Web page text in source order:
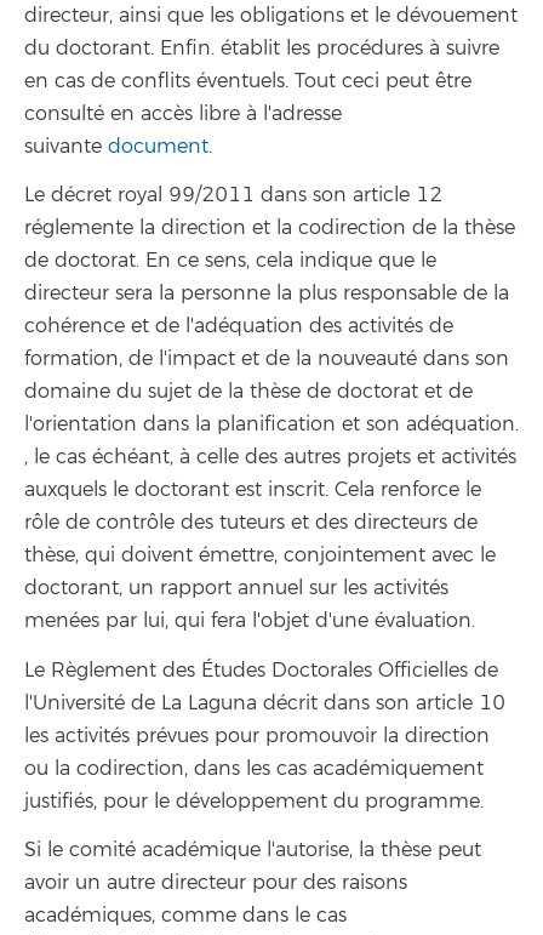
directeur, ainsi que les obligations et le dévouement
du doctorant. Enfin. établit les procédures à suivre
en cas de conflits éventuels. Tout ceci peut être
consulté en accès libre à l'adresse
suivante document.
Le décret royal 99/2011 dans son article 12
réglemente la direction et la codirection de la thèse
de doctorat. En ce sens, cela indique que le
directeur sera la personne la plus responsable de la
cohérence et de l'adéquation des activités de
formation, de l'impact et de la nouveauté dans son
domaine du sujet de la thèse de doctorat et de
l'orientation dans la planification et son adéquation.
, le cas échéant, à celle des autres projets et activités
auxquels le doctorant est inscrit. Cela renforce le
rôle de contrôle des tuteurs et des directeurs de
thèse, qui doivent émettre, conjointement avec le
doctorant, un rapport annuel sur les activités
menées par lui, qui fera l'objet d'une évaluation.
Le Règlement des Études Doctorales Officielles de
l'Université de La Laguna décrit dans son article 10
les activités prévues pour promouvoir la direction
ou la codirection, dans les cas académiquement
justifiés, pour le développement du programme.
Si le comité académique l'autorise, la thèse peut
avoir un autre directeur pour des raisons
académiques, comme dans le cas